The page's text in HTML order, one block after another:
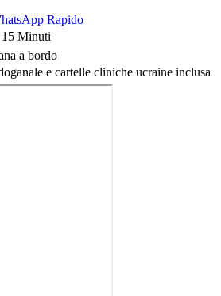
Rapido
Minuti
a bordo
e cartelle cliniche ucraine inclusa